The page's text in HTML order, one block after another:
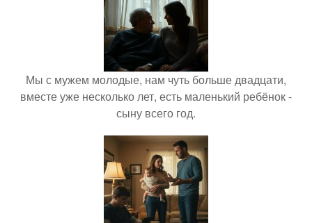
Мы с мужем молодые, нам чуть больше двадцати,
вместе уже несколько лет, есть маленький ребёнок -
сыну всего год.